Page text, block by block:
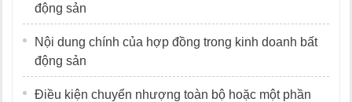
động sản
Nội dung chính của hợp đồng trong kinh doanh bất
động sản
Điều kiện chuyển nhượng toàn bộ hoặc một phần